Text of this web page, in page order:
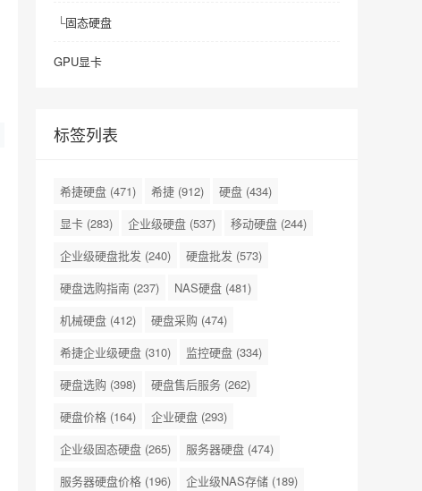
└固态硬盘
GPU显卡
标签列表
希捷硬盘 (471) 希捷 (912) 硬盘 (434)
显卡 (283) 企业级硬盘 (537) 移动硬盘 (244)
企业级硬盘批发 (240) 硬盘批发 (573)
硬盘选购指南 (237) NAS硬盘 (481)
机械硬盘 (412) 硬盘采购 (474)
希捷企业级硬盘 (310) 监控硬盘 (334)
硬盘选购 (398) 硬盘售后服务 (262)
硬盘价格 (164) 企业硬盘 (293)
企业级固态硬盘 (265) 服务器硬盘 (474)
服务器硬盘价格 (196) 企业级NAS存储 (189)